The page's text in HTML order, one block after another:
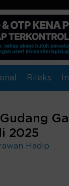
Rileks
2025
Irawan Hadip